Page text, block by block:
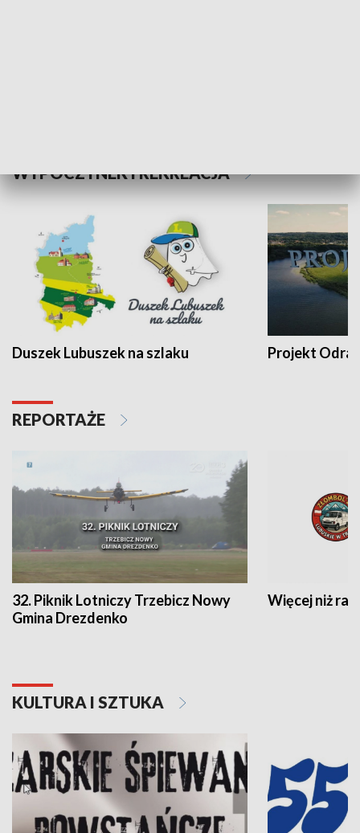
WYPOCZYNEK I REKREACJA
Duszek Lubuszek na szlaku Projekt Odra
REPORTAŻE
32. Piknik Lotniczy Trzebicz Nowy
Gmina Drezdenko
Więcej niż rajd
KULTURA I SZTUKA